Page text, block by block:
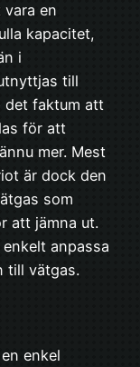
en
kapacitet,
i
till
det faktum att
för att
mer. Mest
är dock den
som
att jämna ut.
anpassa
till vätgas.
enkel